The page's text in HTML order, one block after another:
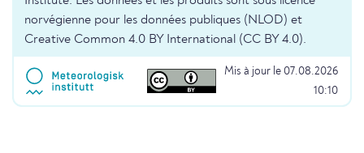
norvégienne pour les données publiques (NLOD) et
Creative Common 4.0 BY International (CC BY 4.0).
Mis à jour le 07.08.2026
10:10